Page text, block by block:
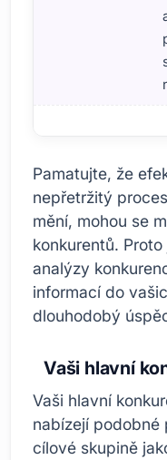
Pamatujte, že
nepřetržitý
mění, mohou se
konkurentů.
analýzy
informací do
dlouhodobý
Vaši hlavní
Vaši hlavní
nabízejí podobné
cílové skupině